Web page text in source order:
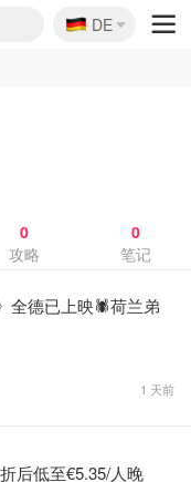
🇩🇪
DE
0
攻略
0
笔记
全德已上映🕷️荷兰弟
1 天前
后低至€5.35/人晚